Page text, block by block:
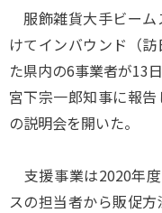
服飾雑貨大手ビーム
けてインバウンド（
た県内の6事業者が13
宮下宗一郎知事に報
の説明会を開いた。
支援事業は2020年
スの担当者から販促